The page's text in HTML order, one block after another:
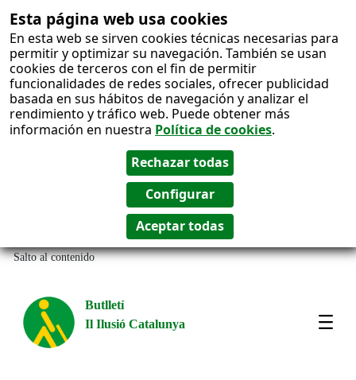
Esta página web usa cookies
En esta web se sirven cookies técnicas necesarias para
permitir y optimizar su navegación. También se usan
cookies de terceros con el fin de permitir
funcionalidades de redes sociales, ofrecer publicidad
basada en sus hábitos de navegación y analizar el
rendimiento y tráfico web. Puede obtener más
información en nuestra Política de cookies.
Salto al contenido
Butlletí
Il Ilusió Catalunya